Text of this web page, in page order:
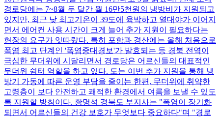
경로당에는 7~8월 두 달간 월 16만5천원의 냉방비가 지원되고
있지만, 최근 낮 최고기온이 39도에 육박하고 열대야가 이어지
면서 에어컨 사용 시간이 크게 늘어 추가 지원이 필요하다는
현장의 요구가 잇따랐다. 특히 포항과 경산에는 올해 처음으로
폭염 최고 단계인 '폭염중대경보'가 발효되는 등 경북 전역이
극심한 무더위에 시달리면서 경로당은 어르신들의 대표적인
무더위 쉼터 역할을 하고 있다. 도는 이번 추가 지원을 통해 냉
방기 가동에 따른 운영 부담을 줄이는 한편, 무더위에 취약한
고령층이 보다 안전하고 쾌적한 환경에서 여름을 보낼 수 있도
록 지원할 방침이다. 황명석 경북도 부지사는 "폭염이 장기화
되면서 어르신들의 건강 보호가 무엇보다 중요하다"며 "경로